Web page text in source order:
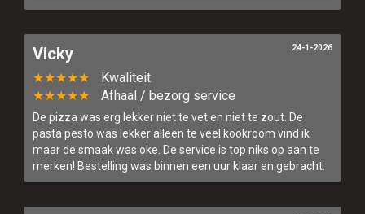
Vicky
★★★★★
Kwaliteit
★★★★★
Afhaal / bezorg service
De pizza was erg lekker niet te vet en niet te zout. De
pasta pesto was lekker alleen te veel kookroom vind ik
maar de smaak was oke. De service is top niks op aan te
merken! Bestelling was binnen een uur klaar en gebracht.
24-1-2026